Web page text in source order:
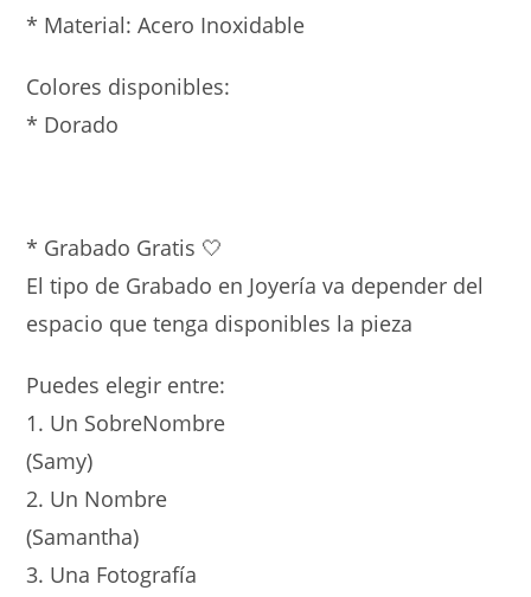
* Material: Acero Inoxidable
Colores disponibles:
* Dorado
* Grabado Gratis 🤍
El tipo de Grabado en Joyería va depender del
espacio que tenga disponibles la pieza
Puedes elegir entre:
1. Un SobreNombre
(Samy)
2. Un Nombre
(Samantha)
3. Una Fotografía